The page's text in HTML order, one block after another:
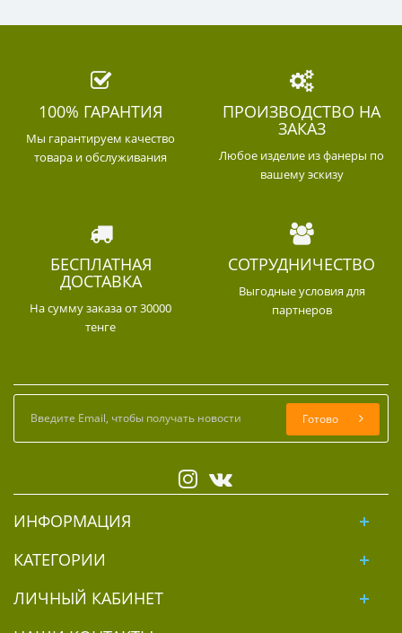
100% ГАРАНТИЯ
Мы гарантируем качество
товара и обслуживания
ПРОИЗВОДСТВО НА
ЗАКАЗ
Любое изделие из фанеры по
вашему эскизу
БЕСПЛАТНАЯ
ДОСТАВКА
На сумму заказа от 30000
тенге
СОТРУДНИЧЕСТВО
Выгодные условия для
партнеров
Готово
ИНФОРМАЦИЯ
КАТЕГОРИИ
ЛИЧНЫЙ КАБИНЕТ